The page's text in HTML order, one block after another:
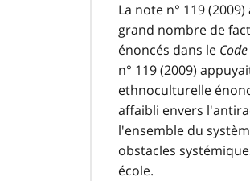
t
n
o
t
e
La note n° 119
grand nombre de
énoncés dans le
n° 119 (2009)
ethnoculturelle
affaibli envers
l'ensemble du
obstacles
école.